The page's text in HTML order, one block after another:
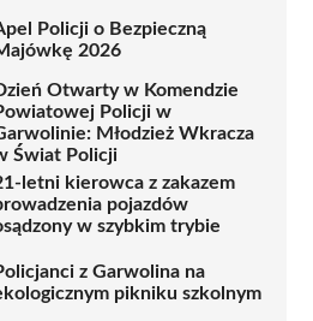
Policji o Bezpieczną
2026
Otwarty w Komendzie
Policji w
Młodzież Wkracza
Świat Policji
letni kierowca z zakazem
pojazdów
w szybkim trybie
z Garwolina na
pikniku szkolnym